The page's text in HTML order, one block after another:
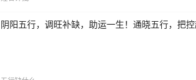
阴阳五行，调旺补缺，助运一生！通晓五行，把